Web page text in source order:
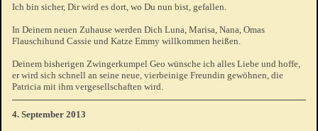
Ich bin sicher, Dir wird es dort, wo Du nun bist, gefallen.
In Deinem neuen Zuhause werden Dich Luna, Marisa, Nana, Omas
Flauschihund Cassie und Katze Emmy willkommen heißen.
Deinem bisherigen Zwingerkumpel Geo wünsche ich alles Liebe und hoffe,
er wird sich schnell an seine neue, vierbeinige Freundin gewöhnen, die
Patricia mit ihm vergesellschaften wird.
4. September 2013